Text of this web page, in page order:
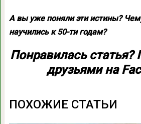
А вы уже поняли эти истины?
научились к 50-ти годам?
Понравилась статья?
друзьями на
ПОХОЖИЕ СТАТЬИ